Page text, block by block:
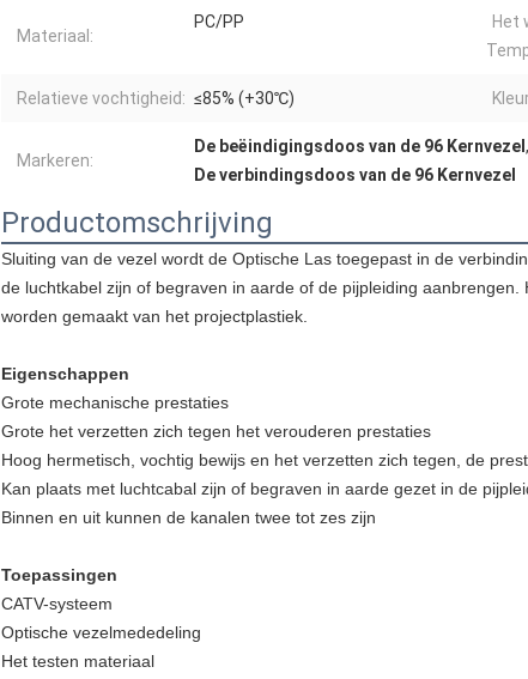
Materiaal:
PC/PP
Het
Relatieve vochtigheid: ≤85% (+30℃)
Markeren:
De beëindigingsdoos van de 96 Kernvezel ,
De verbindingsdoos van de 96 Kernvezel
Productomschrijving
Sluiting van de vezel wordt de Optische Las toegepast in de
de luchtkabel zijn of begraven in aarde of de pijpleiding
worden gemaakt van het projectplastiek.
Eigenschappen
Grote mechanische prestaties
Grote het verzetten zich tegen het verouderen prestaties
Hoog hermetisch, vochtig bewijs en het verzetten zich tegen, de
Kan plaats met luchtcabal zijn of begraven in aarde gezet in de
Binnen en uit kunnen de kanalen twee tot zes zijn
Toepassingen
CATV-systeem
Optische vezelmededeling
Het testen materiaal